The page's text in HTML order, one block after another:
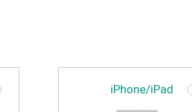
iPhone/iPad